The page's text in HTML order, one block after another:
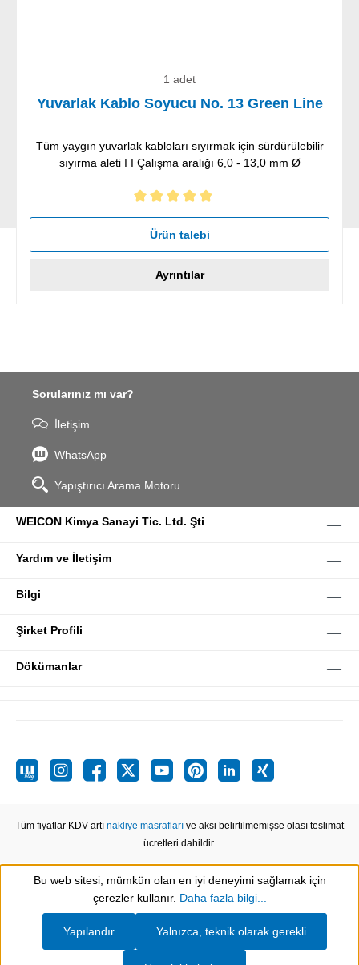
1 adet
Yuvarlak Kablo Soyucu No. 13 Green Line
Tüm yaygın yuvarlak kabloları sıyırmak için sürdürülebilir
sıyırma aleti I I Çalışma aralığı 6,0 - 13,0 mm Ø
5 yıldız üzerinden 5 ortalama puanı
Ürün talebi
Ayrıntılar
Sorularınız mı var?
İletişim
WhatsApp
Yapıştırıcı Arama Motoru
WEICON Kimya Sanayi Tic. Ltd. Şti
Yardım ve İletişim
Bilgi
Şirket Profili
Dökümanlar
Tüm fiyatlar KDV artı nakliye masrafları ve aksi belirtilmemişse olası teslimat
ücretleri dahildir.
Show toolbar
Bu web sitesi, mümkün olan en iyi deneyimi sağlamak için
çerezler kullanır. Daha fazla bilgi...
Yalnızca, teknik olarak gerekli
Yapılandır